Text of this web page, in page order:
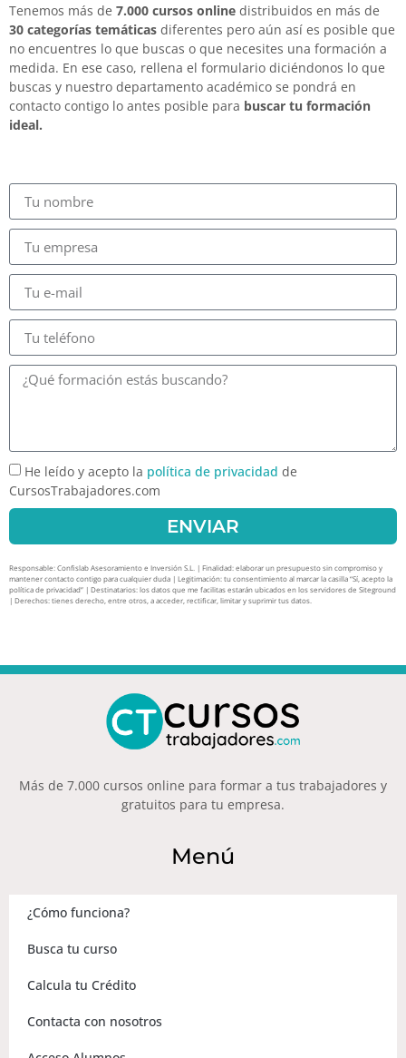
Tenemos más de 7.000 cursos online distribuidos en más de
30 categorías temáticas diferentes pero aún así es posible que
no encuentres lo que buscas o que necesites una formación a
medida. En ese caso, rellena el formulario diciéndonos lo que
buscas y nuestro departamento académico se pondrá en
contacto contigo lo antes posible para buscar tu formación
ideal.
He leído y acepto la política de privacidad de
CursosTrabajadores.com
ENVIAR
Responsable: Confislab Asesoramiento e Inversión S.L. | Finalidad: elaborar un presupuesto sin compromiso y
mantener contacto contigo para cualquier duda | Legitimación: tu consentimiento al marcar la casilla “Sí, acepto la
política de privacidad” | Destinatarios: los datos que me facilitas estarán ubicados en los servidores de Siteground
| Derechos: tienes derecho, entre otros, a acceder, rectificar, limitar y suprimir tus datos.
Más de 7.000 cursos online para formar a tus trabajadores y
gratuitos para tu empresa.
Menú
¿Cómo funciona?
Busca tu curso
Calcula tu Crédito
Contacta con nosotros